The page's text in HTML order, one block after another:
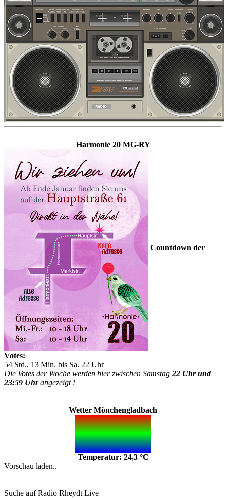
Harmonie 20 MG-RY
Countdown der
Votes:
54 Std., 13 Min. bis Sa. 22 Uhr
Die Votes der Woche werden hier zwischen Samstag 22 Uhr und
23:59 Uhrangezeigt !
Wetter Mönchengladbach
Temperatur: 24,3 °C
Vorschau laden..
Suche auf Radio Rheydt Live